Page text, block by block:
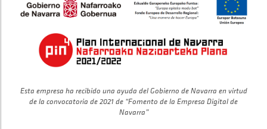
Esta empresa ha recibido una ayuda del Gobierno de Navarra en virtud
de la convocatoria de 2021 de “Fomento de la Empresa Digital de
Navarra”